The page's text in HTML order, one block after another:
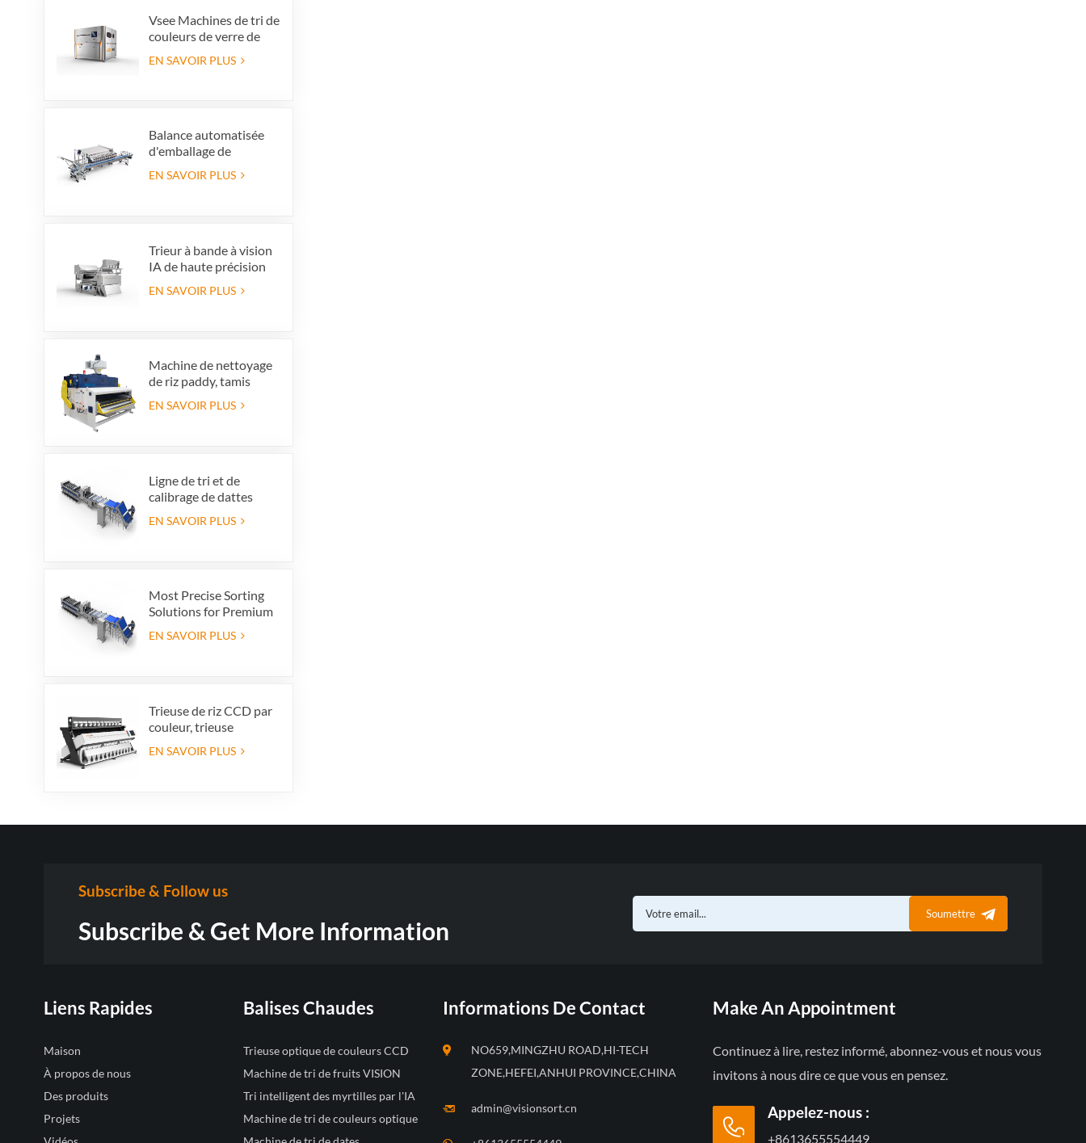
Vsee Machines de tri de
couleurs de verre de
couleur de couleur
EN SAVOIR PLUS
Balance automatisée
d'emballage de
de rejet intégré,
d'œuvre
EN SAVOIR PLUS
Trieur à bande à vision
IA de haute précision
EN SAVOIR PLUS
Machine de nettoyage
de riz paddy, tamis
nettoyeur vibrant
EN SAVOIR PLUS
Ligne de tri et de
calibrage de dattes
augmentez la valeur de
EN SAVOIR PLUS
Most Precise Sorting
Solutions for Premium
Grader powered by
EN SAVOIR PLUS
Trieuse de riz CCD par
couleur, trieuse
grains, trieuse de riz par
EN SAVOIR PLUS
Subscribe & Follow us
Subscribe & Get More Information
Soumettre
Liens Rapides
Maison
À propos de nous
Des produits
Projets
Balises Chaudes
Trieuse optique de couleurs CCD
Machine de tri de fruits VISION
Tri intelligent des myrtilles par l'IA
Machine de tri de couleurs optique
Informations De Contact
NO659,MINGZHU ROAD,HI-TECH
ZONE,HEFEI,ANHUI PROVINCE,CHINA
admin@visionsort.cn
Make An Appointment
Continuez à lire, restez informé, abonnez-vous et nous vous
invitons à nous dire ce que vous en pensez.
Appelez-nous :
+8613655554449